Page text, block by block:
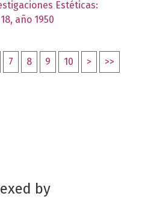
Estéticas:
año 1950
7 8 9 10 > >>
by